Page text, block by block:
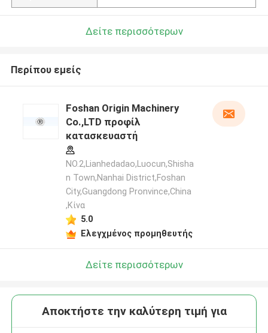
Δείτε περισσότερων
Περίπου εμείς
Foshan Origin Machinery
Co.,LTD προφίλ
κατασκευαστή
NO.2,Lianhedadao,Luocun,Shisha
n Town,Nanhai District,Foshan
City,Guangdong Pronvince,China
,Κίνα
5.0
Ελεγχμένος προμηθευτής
Δείτε περισσότερων
Αποκτήστε την καλύτερη τιμή για